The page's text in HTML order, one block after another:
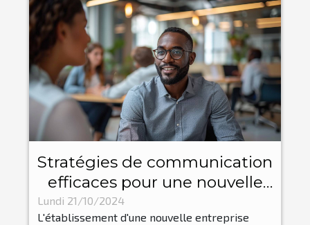
Stratégies de communication
efficaces pour une nouvelle
implantation d'entreprise
Lundi 21/10/2024
L'établissement d'une nouvelle entreprise